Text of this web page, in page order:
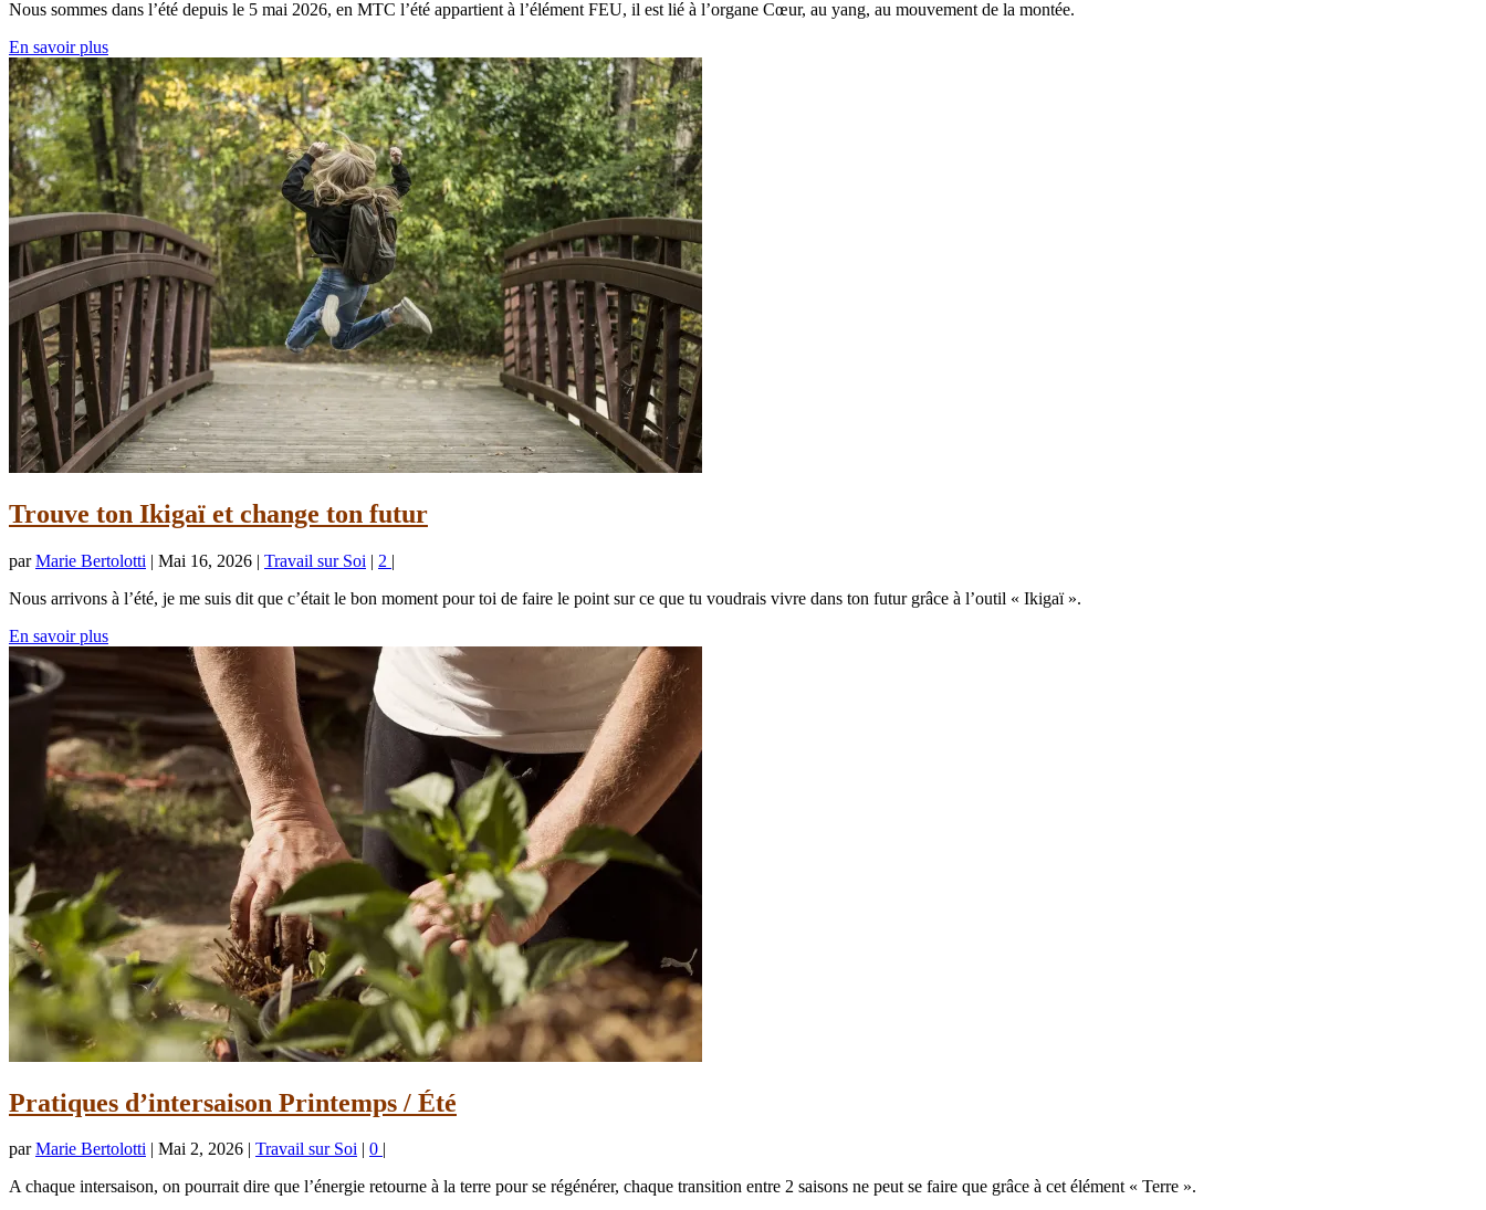
Nous sommes dans l’été depuis le 5 mai 2026, en MTC l’été appartient à l’élément FEU, il est lié à l’organe Cœur, au yang, au mouvement de la montée.
En savoir plus
Trouve ton Ikigaï et change ton futur
parMarie Bertolotti | Mai 16, 2026 | Travail sur Soi | 2 |
Nous arrivons à l’été, je me suis dit que c’était le bon moment pour toi de faire le point sur ce que tu voudrais vivre dans ton futur grâce à l’outil « Ikigaï ».
En savoir plus
Pratiques d’intersaison Printemps / Été
parMarie Bertolotti | Mai 2, 2026 | Travail sur Soi | 0 |
A chaque intersaison, on pourrait dire que l’énergie retourne à la terre pour se régénérer, chaque transition entre 2 saisons ne peut se faire que grâce à cet élément « Terre ».